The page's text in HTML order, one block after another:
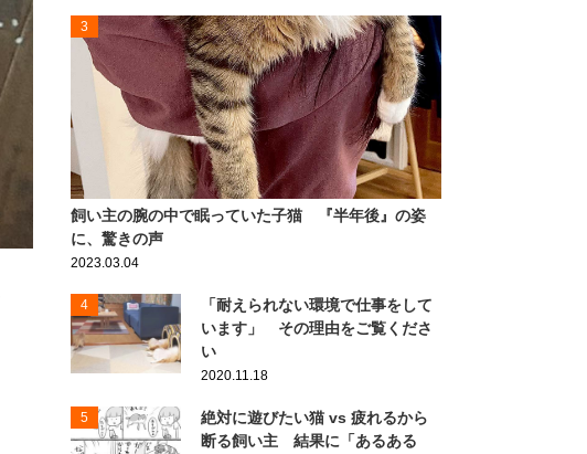
3
飼い主の腕の中で眠っていた子猫 『半年後』の姿
に、驚きの声
2023.03.04
4
「耐えられない環境で仕事をして
います」 その理由をご覧くださ
い
2020.11.18
5
絶対に遊びたい猫 vs 疲れるから
断る飼い主 結果に「あるある